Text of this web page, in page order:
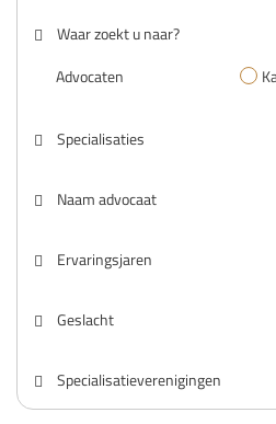
Waar zoekt u naar?
Advocaten
Specialisaties
Naam advocaat
Ervaringsjaren
Geslacht
Specialisatieverenigingen